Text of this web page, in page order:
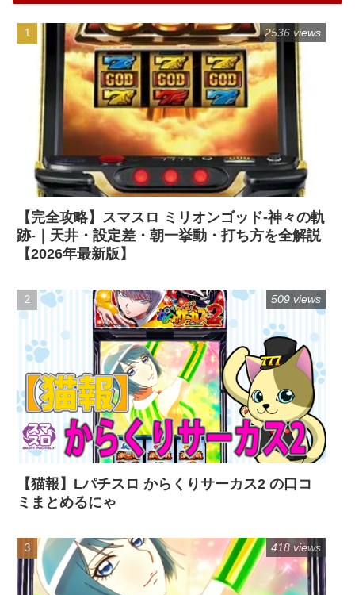
【完全攻略】スマスロ ミリオンゴッド-神々の軌
跡-｜天井・設定差・朝一挙動・打ち方を全解説
【2026年最新版】
2536 views
【猫報】Lパチスロ からくりサーカス2 の口コ
ミまとめるにゃ
509 views
418 views